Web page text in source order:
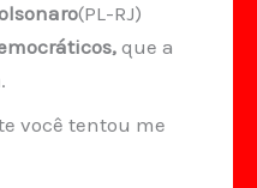
(PL-RJ)
que a
.
você tentou me